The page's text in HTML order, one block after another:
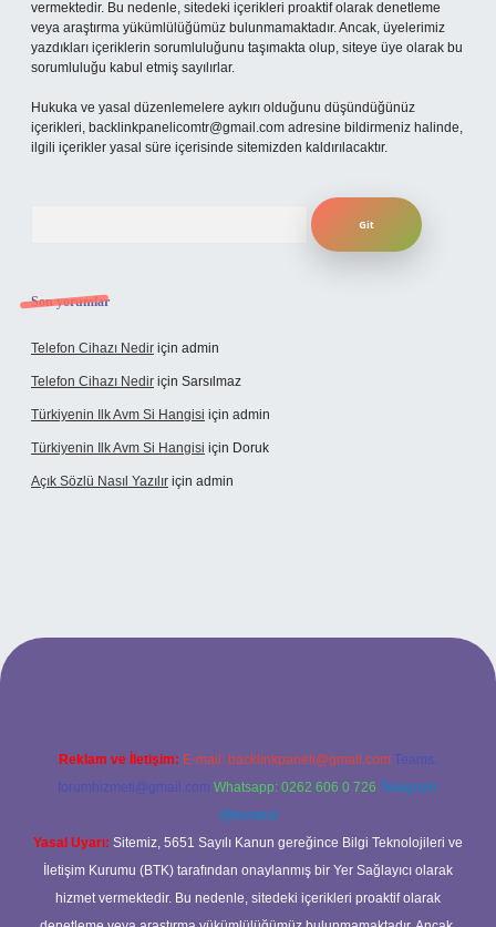
vermektedir. Bu nedenle, sitedeki içerikleri proaktif olarak denetleme
veya araştırma yükümlülüğümüz bulunmamaktadır. Ancak, üyelerimiz
yazdıkları içeriklerin sorumluluğunu taşımakta olup, siteye üye olarak bu
sorumluluğu kabul etmiş sayılırlar.
Hukuka ve yasal düzenlemelere aykırı olduğunu düşündüğünüz
içerikleri, backlinkpanelicomtr@gmail.com adresine bildirmeniz halinde,
ilgili içerikler yasal süre içerisinde sitemizden kaldırılacaktır.
Son yorumlar
Telefon Cihazı Nedir için admin
Telefon Cihazı Nedir için Sarsılmaz
Türkiyenin Ilk Avm Si Hangisi için admin
Türkiyenin Ilk Avm Si Hangisi için Doruk
Açık Sözlü Nasıl Yazılır için admin
Reklam ve İletişim: E-mail: backlinkpaneli@gmail.com Teams:
forumhizmeti@gmail.com Whatsapp: 0262 606 0 726 Telegram:
@karabul
Yasal Uyarı: Sitemiz, 5651 Sayılı Kanun gereğince Bilgi Teknolojileri ve
İletişim Kurumu (BTK) tarafından onaylanmış bir Yer Sağlayıcı olarak
hizmet vermektedir. Bu nedenle, sitedeki içerikleri proaktif olarak